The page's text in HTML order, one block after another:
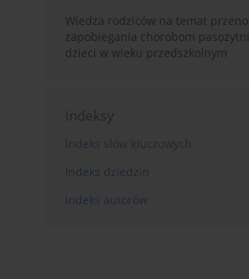
Wiedza rodziców na temat
zapobiegania chorobom
dzieci w wieku przedszkolnym
Indeksy
Indeks słów kluczowych
Indeks dziedzin
Indeks autorów